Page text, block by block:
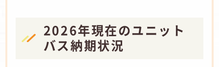
2026年現在のユニット
バス納期状況